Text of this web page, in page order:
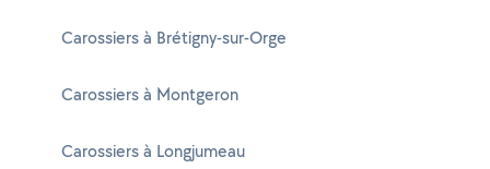
Carossiers à Brétigny-sur-Orge
Carossiers à Montgeron
Carossiers à Longjumeau